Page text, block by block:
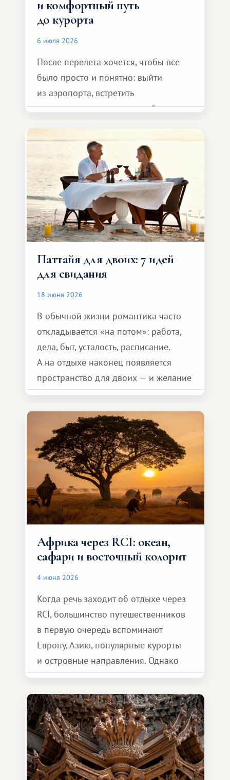
и комфортный путь
до курорта
6 июля 2026
После перелета хочется, чтобы все
было просто и понятно: выйти
из аэропорта, встретить
представителя транспортной
и спокойно доехать до курорта.
Паттайя для двоих: 7 идей
для свидания
18 июня 2026
В обычной жизни романтика часто
откладывается «на потом»: работа,
дела, быт, усталость, расписание.
А на отдыхе наконец появляется
пространство для двоих — и желание
сделать для близкого человека что-то
особенное. Не обязательно
масштабное, но тёплое
и запоминающееся :)
Африка через RCI: океан,
сафари и восточный колорит
4 июня 2026
Когда речь заходит об отдыхе через
RCI, большинство путешественников
в первую очередь вспоминают
Европу, Азию, популярные курорты
и островные направления. Однако
возможности обменной системы
значительно шире. Среди них есть
и Африка — континент, который
способен подарить совершенно иной
формат путешествия.